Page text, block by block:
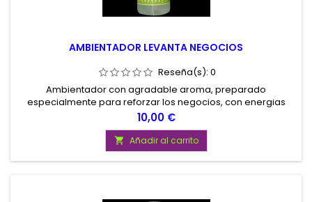
AMBIENTADOR LEVANTA NEGOCIOS
Reseña(s): 0
Ambientador con agradable aroma, preparado
especialmente para reforzar los negocios, con energias
positivas, alejando toda clase de mal y personas de mala fe.
Contenido 200 ml
Precio
10,00 €
 Añadir al carrito